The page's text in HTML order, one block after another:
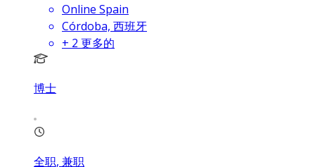
Online Spain
Córdoba, 西班牙
+ 2 更多的
博士
全职, 兼职